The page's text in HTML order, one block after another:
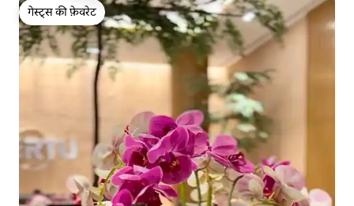
गेस्ट्स की फ़ेवरेट
गेस्ट्स की फ़ेवरेट